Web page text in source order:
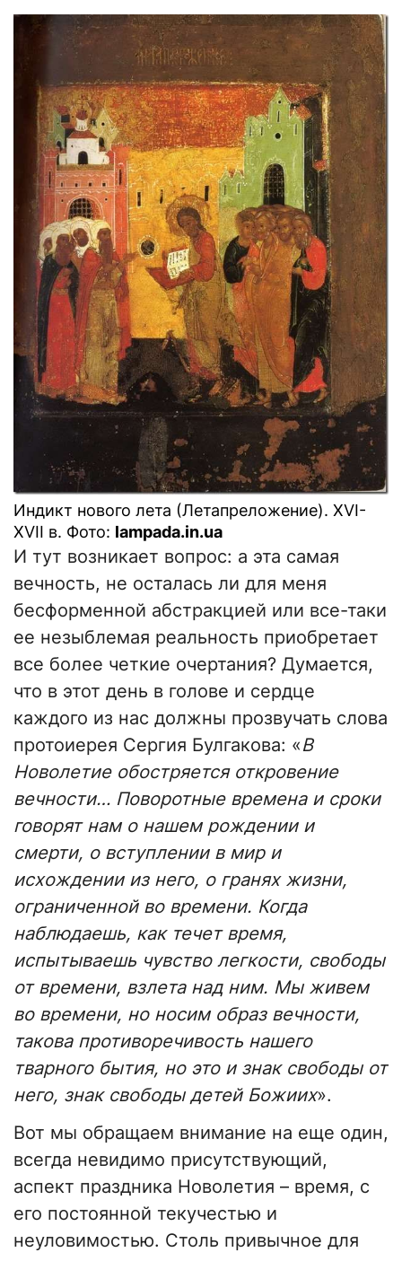
Индикт нового лета (Летапреложение). XVI-
XVII в. Фото: lampada.in.ua
И тут возникает вопрос: а эта самая
вечность, не осталась ли для меня
бесформенной абстракцией или все-таки
ее незыблемая реальность приобретает
все более четкие очертания? Думается,
что в этот день в голове и сердце
каждого из нас должны прозвучать слова
протоиерея Сергия Булгакова: «В
Новолетие обостряется откровение
вечности… Поворотные времена и сроки
говорят нам о нашем рождении и
смерти, о вступлении в мир и
исхождении из него, о гранях жизни,
ограниченной во времени. Когда
наблюдаешь, как течет время,
испытываешь чувство легкости, свободы
от времени, взлета над ним. Мы живем
во времени, но носим образ вечности,
такова противоречивость нашего
тварного бытия, но это и знак свободы от
него, знак свободы детей Божиих».
Вот мы обращаем внимание на еще один,
всегда невидимо присутствующий,
аспект праздника Новолетия – время, с
его постоянной текучестью и
неуловимостью. Столь привычное для